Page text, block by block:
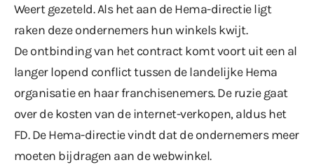
Weert gezeteld. Als het aan de Hema-directie ligt
raken deze ondernemers hun winkels kwijt.
De ontbinding van het contract komt voort uit een al
langer lopend conflict tussen de landelijke Hema
organisatie en haar franchisenemers. De ruzie gaat
over de kosten van de internet-verkopen, aldus het
FD. De Hema-directie vindt dat de ondernemers meer
moeten bijdragen aan de webwinkel.